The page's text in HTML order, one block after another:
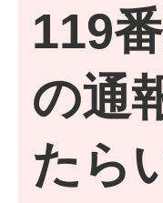
119
の通
たら